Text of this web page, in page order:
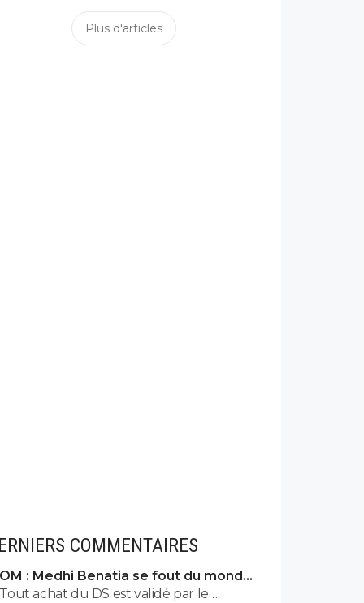
Plus d'articles
COMMENTAIRES
OM : Medhi Benatia se fout du monde,
la réponse est violente
Tout achat du DS est validé par le